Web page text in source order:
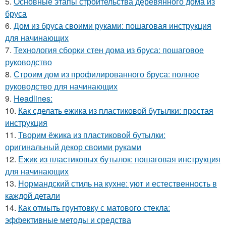
бруса
6. Дом из бруса своими руками: пошаговая инструкция
для начинающих
7. Технология сборки стен дома из бруса: пошаговое
руководство
8. Строим дом из профилированного бруса: полное
руководство для начинающих
9. Headlines:
10. Как сделать ежика из пластиковой бутылки: простая
инструкция
11. Творим ёжика из пластиковой бутылки:
оригинальный декор своими руками
12. Ежик из пластиковых бутылок: пошаговая инструкция
для начинающих
13. Нормандский стиль на кухне: уют и естественность в
каждой детали
14. Как отмыть грунтовку с матового стекла:
эффективные методы и средства